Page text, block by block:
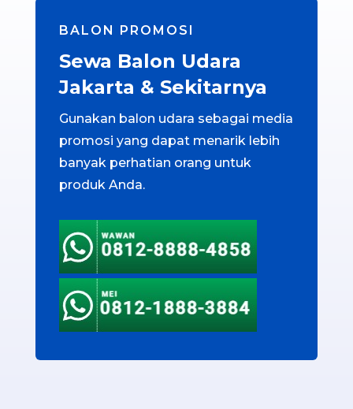
BALON PROMOSI
Sewa Balon Udara
Jakarta & Sekitarnya
Gunakan balon udara sebagai media
promosi yang dapat menarik lebih
banyak perhatian orang untuk
produk Anda.